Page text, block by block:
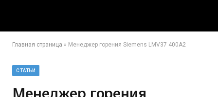
Главная страница » Менеджер горения Siemens LMV37 400A2
СТАТЬИ
Менеджер горения